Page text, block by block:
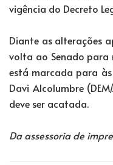
vigência do Decreto
Diante as alterações
volta ao Senado para
está marcada para às
Davi Alcolumbre
deve ser acatada.
Da assessoria de